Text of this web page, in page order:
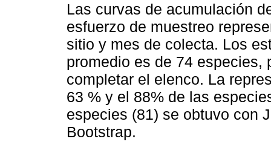
Las curvas de acumulación
esfuerzo de muestreo
sitio y mes de colecta. Los
promedio es de 74 especies,
completar el elenco. La
63 % y el 88% de las
especies (81) se obtuvo con
Bootstrap.